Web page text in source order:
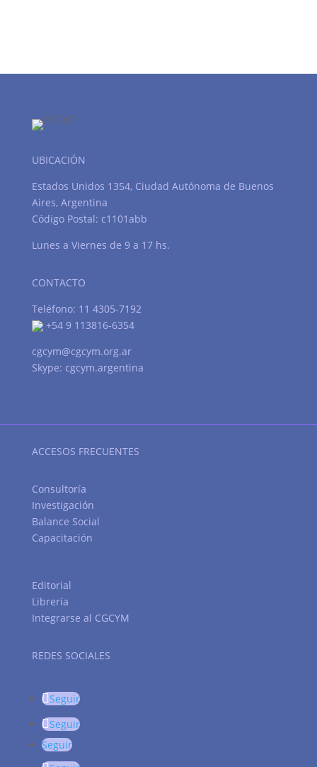
UBICACIÓN
Estados Unidos 1354, Ciudad Autónoma de Buenos
Aires, Argentina
Código Postal: c1101abb
Lunes a Viernes de 9 a 17 hs.
CONTACTO
Teléfono: 11 4305-7192
+54 9 113816-6354
cgcym@cgcym.org.ar
Skype: cgcym.argentina
ACCESOS FRECUENTES
Consultoría
Investigación
Balance Social
Capacitación
Editorial
Librería
Integrarse al CGCYM
REDES SOCIALES
Seguir
Seguir
Seguir